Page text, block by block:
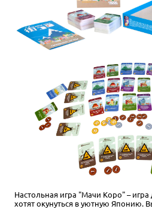
Настольная игра "Мачи Коро" –
хотят окунуться в уютную Японию.